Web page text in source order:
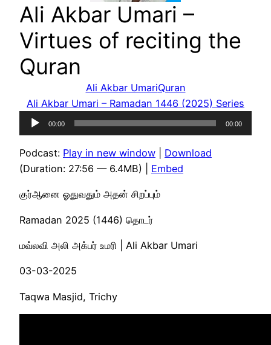
Ali Akbar Umari –
Virtues of reciting the
Quran
Ali Akbar UmariQuran
Ali Akbar Umari – Ramadan 1446 (2025) Series
Audio
Player
00:00 00:00
Podcast: Play in new window
Download
(Duration: 27:56 — 6.4MB) | Embed
குர்ஆனை ஓதுவதும் அதன் சிறப்பும்
Ramadan 2025 (1446) தொடர்
மவ்லவி அலி அக்பர் உமரி | Ali Akbar Umari
03-03-2025
Taqwa Masjid, Trichy